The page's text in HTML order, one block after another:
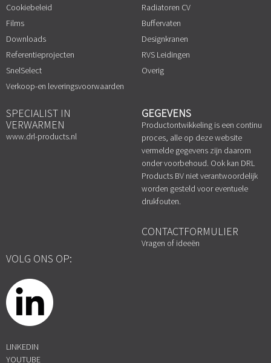
Cookiebeleid
Films
Downloads
Referentieprojecten
SnelSelect
Verkoop-en leveringsvoorwaarden
Radiatoren CV
Buffervaten
Designkranen
RVS Leidingen
Overig
SPECIALIST IN
VERWARMEN
www.drl-products.nl
GEGEVENS
Productontwikkeling is een continu
proces, alle op deze website
vermelde gegevens zijn daarom
onder voorbehoud. Ook kan DRL
Products BV niet verantwoordelijk
worden gesteld voor eventuele
drukfouten.
CONTACTFORMULIER
Vragen of ideeën
VOLG ONS OP:
LINKEDIN
YOUTUBE